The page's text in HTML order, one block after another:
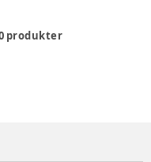
produkter